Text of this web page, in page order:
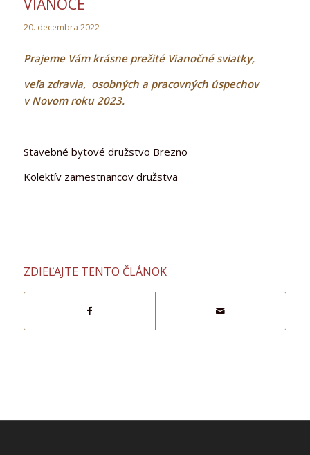
VIANOCE
20. decembra 2022
Prajeme Vám krásne prežité Vianočné sviatky,
veľa zdravia, osobných a pracovných úspechov
v Novom roku 2023.
Stavebné bytové družstvo Brezno
Kolektív zamestnancov družstva
ZDIEĽAJTE TENTO ČLÁNOK